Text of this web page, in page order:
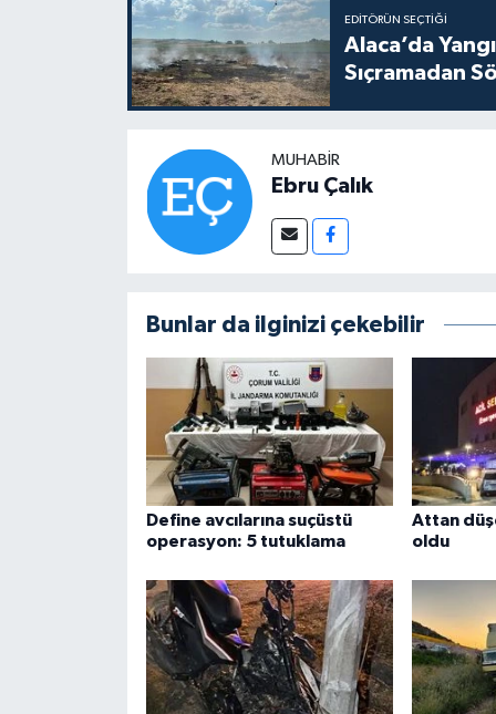
EDITÖRÜN SEÇTIĞI
Alaca’da
Sıçramadan
MUHABIR
Ebru Çalık
Bunlar da ilginizi çekebilir
Define avcılarına suçüstü
operasyon: 5 tutuklama
Attan
oldu